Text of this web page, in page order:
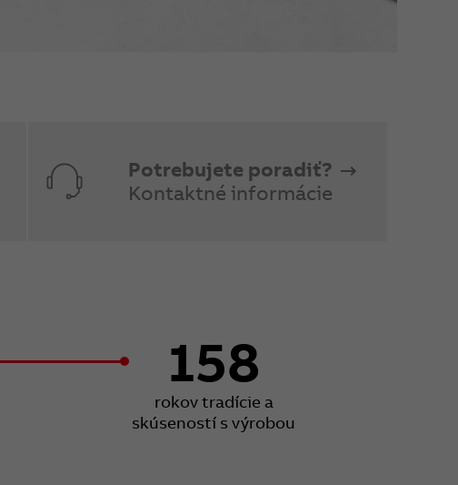
Potrebujete poradiť?
Kontaktné informácie
158
rokov tradície a
skúseností s výrobou